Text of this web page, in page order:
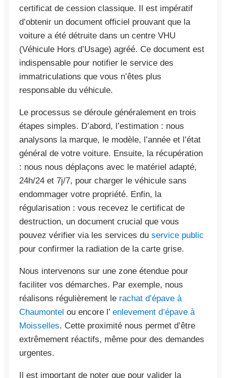
certificat de cession classique. Il est impératif
d’obtenir un document officiel prouvant que la
voiture a été détruite dans un centre VHU
(Véhicule Hors d’Usage) agréé. Ce document est
indispensable pour notifier le service des
immatriculations que vous n’êtes plus
responsable du véhicule.
Le processus se déroule généralement en trois
étapes simples. D’abord, l’estimation : nous
analysons la marque, le modèle, l’année et l’état
général de votre voiture. Ensuite, la récupération
: nous nous déplaçons avec le matériel adapté,
24h/24 et 7j/7, pour charger le véhicule sans
endommager votre propriété. Enfin, la
régularisation : vous recevez le certificat de
destruction, un document crucial que vous
pouvez vérifier via les services du service public
pour confirmer la radiation de la carte grise.
Nous intervenons sur une zone étendue pour
faciliter vos démarches. Par exemple, nous
réalisons régulièrement le rachat d’épave à
Chaumontel ou encore l’ enlevement d’épave à
Moisselles. Cette proximité nous permet d’être
extrêmement réactifs, même pour des demandes
urgentes.
Il est important de noter que pour valider la